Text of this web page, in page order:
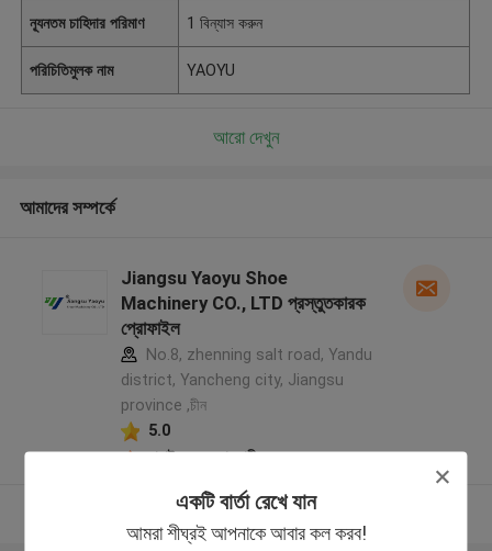
একটি বার্তা রেখে যান
আমরা শীঘ্রই আপনাকে আবার কল করব!
ন্যূনতম চাহিদার পরিমাণ 1 বিন্যাস করুন
পরিচিতিমুলক নাম YAOYU
আরো দেখুন
আমাদের সম্পর্কে
Jiangsu Yaoyu Shoe
Machinery CO., LTD প্রস্তুতকারক
প্রোফাইল
No.8, zhenning salt road, Yandu
district, Yancheng city, Jiangsu
province ,চীন
5.0
যাচাইকৃত সরবরাহকারী
আরো দেখুন